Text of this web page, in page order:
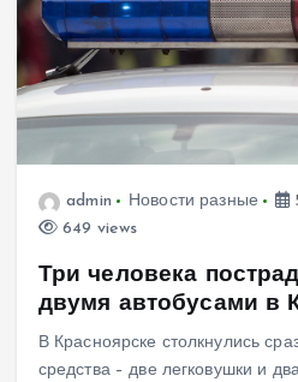
admin Новости разные
649 views
Три человека
двумя автобусами в
В Красноярске столкнулись
средства – две легковушки и